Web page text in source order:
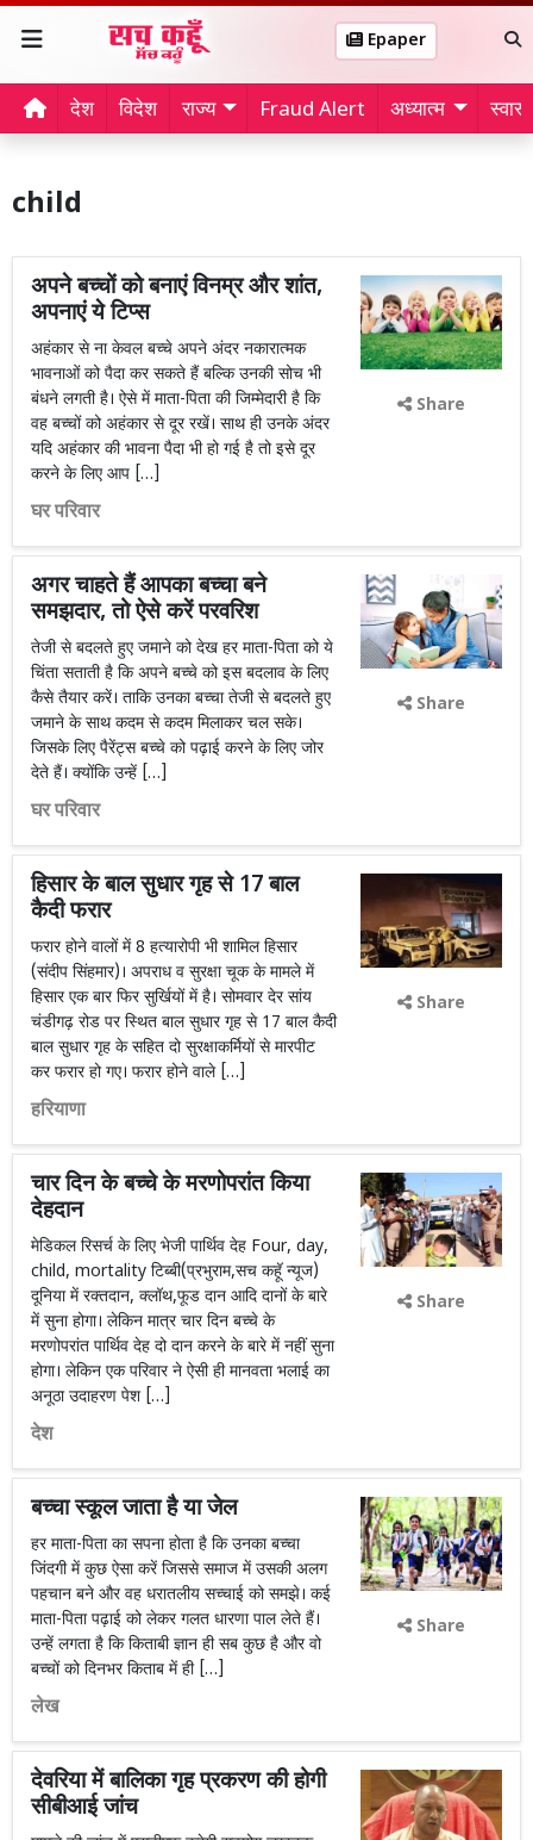
Epaper
देश विदेश राज्य Fraud Alert अध्यात्म
child
अपने बच्चों को बनाएं विनम्र और शांत,
अपनाएं ये टिप्स
अहंकार से ना केवल बच्चे अपने अंदर नकारात्मक
भावनाओं को पैदा कर सकते हैं बल्कि उनकी सोच भी
बंधने लगती है। ऐसे में माता-पिता की जिम्मेदारी है कि
वह बच्चों को अहंकार से दूर रखें। साथ ही उनके अंदर
यदि अहंकार की भावना पैदा भी हो गई है तो इसे दूर
करने के लिए आप […]
घर परिवार
Share
अगर चाहते हैं आपका बच्चा बने
समझदार, तो ऐसे करें परवरिश
तेजी से बदलते हुए जमाने को देख हर माता-पिता को ये
चिंता सताती है कि अपने बच्चे को इस बदलाव के लिए
कैसे तैयार करें। ताकि उनका बच्चा तेजी से बदलते हुए
जमाने के साथ कदम से कदम मिलाकर चल सके।
जिसके लिए पैरेंट्स बच्चे को पढ़ाई करने के लिए जोर
देते हैं। क्योंकि उन्हें […]
घर परिवार
Share
हिसार के बाल सुधार गृह से 17 बाल
कैदी फरार
फरार होने वालों में 8 हत्यारोपी भी शामिल हिसार
(संदीप सिंहमार)। अपराध व सुरक्षा चूक के मामले में
हिसार एक बार फिर सुर्खियों में है। सोमवार देर सांय
चंडीगढ़ रोड पर स्थित बाल सुधार गृह से 17 बाल कैदी
बाल सुधार गृह के सहित दो सुरक्षाकर्मियों से मारपीट
कर फरार हो गए। फरार होने वाले […]
हरियाणा
Share
चार दिन के बच्चे के मरणोपरांत किया
देहदान
मेडिकल रिसर्च के लिए भेजी पार्थिव देह Four, day,
child, mortality टिब्बी(प्रभुराम,सच कहॅू न्यूज)
दूनिया में रक्तदान, क्लॉथ,फूड दान आदि दानों के बारे
में सुना होगा। लेकिन मात्र चार दिन बच्चे के
मरणोपरांत पार्थिव देह दो दान करने के बारे में नहीं सुना
होगा। लेकिन एक परिवार ने ऐसी ही मानवता भलाई का
अनूठा उदाहरण पेश […]
देश
Share
बच्चा स्कूल जाता है या जेल
हर माता-पिता का सपना होता है कि उनका बच्चा
जिंदगी में कुछ ऐसा करें जिससे समाज में उसकी अलग
पहचान बने और वह धरातलीय सच्चाई को समझे। कई
माता-पिता पढ़ाई को लेकर गलत धारणा पाल लेते हैं।
उन्हें लगता है कि किताबी ज्ञान ही सब कुछ है और वो
बच्चों को दिनभर किताब में ही […]
लेख
Share
देवरिया में बालिका गृह प्रकरण की होगी
सीबीआई जांच